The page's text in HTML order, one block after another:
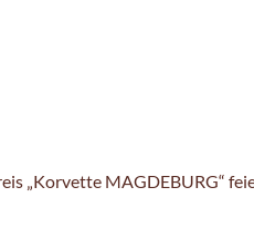
„Korvette MAGDEBURG“